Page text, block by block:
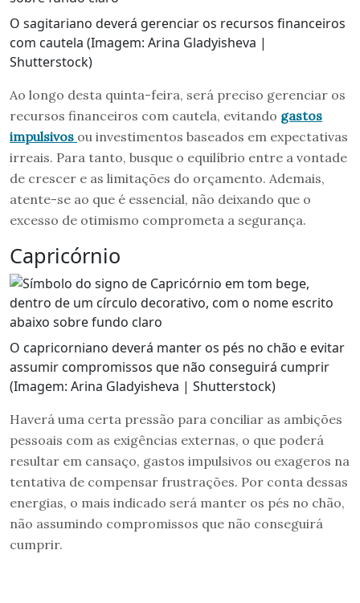
O sagitariano deverá gerenciar os recursos financeiros
com cautela (Imagem: Arina Gladyisheva |
Shutterstock)
Ao longo desta quinta-feira, será preciso gerenciar os
recursos financeiros com cautela, evitando gastos
impulsivos ou investimentos baseados em expectativas
irreais. Para tanto, busque o equilíbrio entre a vontade
de crescer e as limitações do orçamento. Ademais,
atente-se ao que é essencial, não deixando que o
excesso de otimismo comprometa a segurança.
Capricórnio
O capricorniano deverá manter os pés no chão e evitar
assumir compromissos que não conseguirá cumprir
(Imagem: Arina Gladyisheva | Shutterstock)
Haverá uma certa pressão para conciliar as ambições
pessoais com as exigências externas, o que poderá
resultar em cansaço, gastos impulsivos ou exageros na
tentativa de compensar frustrações. Por conta dessas
energias, o mais indicado será manter os pés no chão,
não assumindo compromissos que não conseguirá
cumprir.